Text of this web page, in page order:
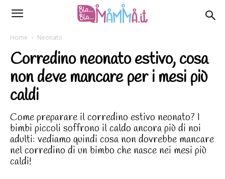
Home Neonato
Corredino neonato estivo, cosa
non deve mancare per i mesi più
caldi
Come preparare il corredino estivo neonato? I
bimbi piccoli soffrono il caldo ancora più di noi
adulti: vediamo quindi cosa non dovrebbe mancare
nel corredino di un bimbo che nasce nei mesi più
caldi!